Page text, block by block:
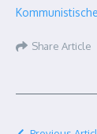
Share Article